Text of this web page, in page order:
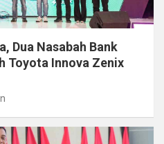
Dua Nasabah Bank
Toyota Innova Zenix